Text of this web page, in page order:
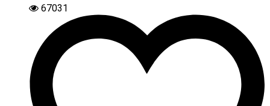
67031